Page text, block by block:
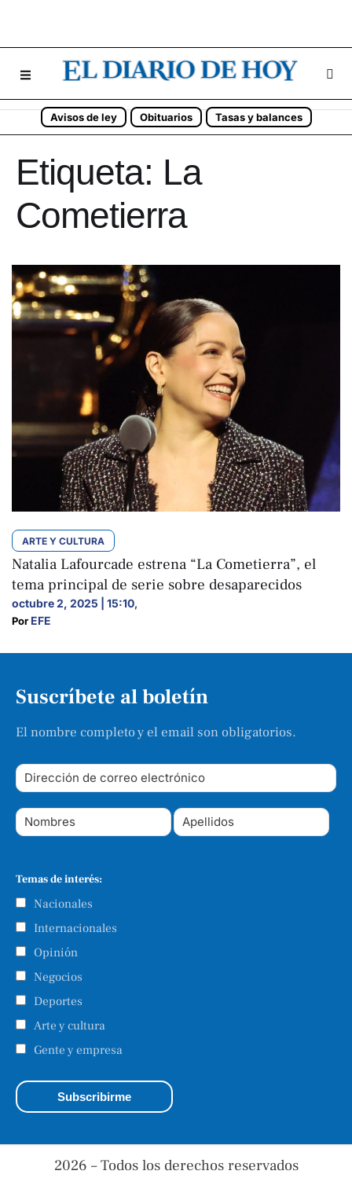
Avisos de ley Obituarios Tasas y balances
Etiqueta: La
Cometierra
ARTE Y CULTURA
Natalia Lafourcade estrena “La Cometierra”, el
tema principal de serie sobre desaparecidos
octubre 2, 2025 | 15:10,
Por EFE
Suscríbete al boletín
El nombre completo y el email son obligatorios.
Temas de interés:
Nacionales
Internacionales
Opinión
Negocios
Deportes
Arte y cultura
Gente y empresa
2026 – Todos los derechos reservados